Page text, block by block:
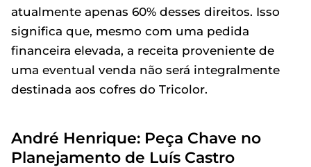
atualmente apenas 60% desses direitos. Isso
significa que, mesmo com uma pedida
financeira elevada, a receita proveniente de
uma eventual venda não será integralmente
destinada aos cofres do Tricolor.
André Henrique: Peça Chave no
Planejamento de Luís Castro